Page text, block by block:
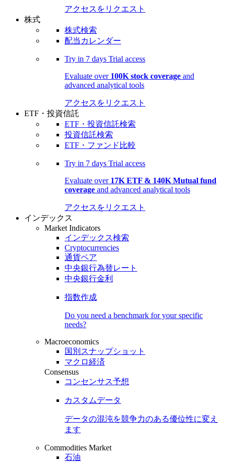
アクセスをリクエスト
株式
株式検索
配当カレンダー
Try in 7 days Trial access
Evaluate over 100K stock coverage and
advanced analytical tools
アクセスをリクエスト
ETF・投資信託
ETF・投資信託検索
投資信託検索
ETF・ファンド比較
Try in 7 days Trial access
Evaluate over 17K ETF & 140K Mutual fund
coverage and advanced analytical tools
アクセスをリクエスト
インデックス
Market Indicators
インデックス検索
Cryptocurrencies
通貨ペア
中央銀行為替レート
中央銀行金利
指数作成
Do you need a benchmark for your specific
needs?
Macroeconomics
国別スナップショット
マクロ経済
Consensus
コンセンサス予想
カスタムデータ
データの混沌を競争力のある優位性に変え
ます
Commodities Market
石油